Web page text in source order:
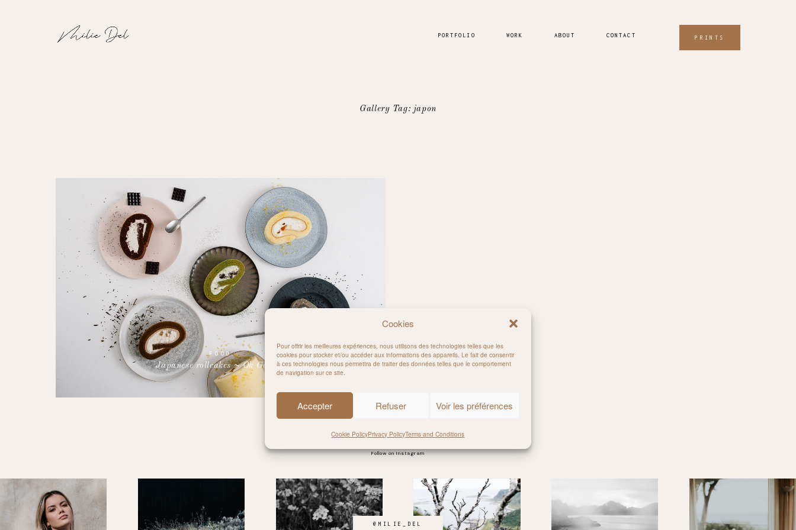
Cookies
Pour offrir les meilleures expériences, nous utilisons des technologies telles que les
cookies pour stocker et/ou accéder aux informations des appareils. Le fait de consentir
à ces technologies nous permettra de traiter des données telles que le comportement
de navigation sur ce site.
Accepter Refuser Voir les préférences
Cookie PolicyPrivacy PolicyTerms and Conditions
PORTFOLIO WORK ABOUT CONTACT PRINTS
Gallery Tag: japon
FOOD
Japanese rollcakes ~ Ok Gateau
Follow on Instagram
@MILIE_DEL